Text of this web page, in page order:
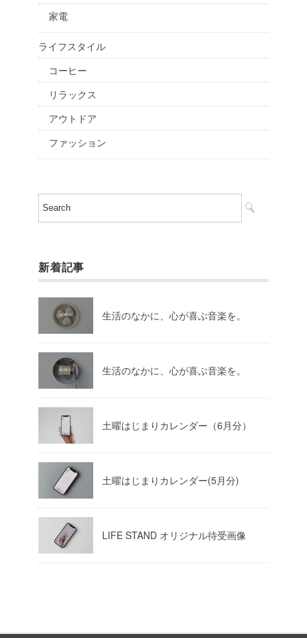
家電
ライフスタイル
コーヒー
リラックス
アウトドア
ファッション
新着記事
生活のなかに、心が喜ぶ音楽を。
生活のなかに、心が喜ぶ音楽を。
土曜はじまりカレンダー（6月分）
土曜はじまりカレンダー(5月分)
LIFE STAND オリジナル待受画像